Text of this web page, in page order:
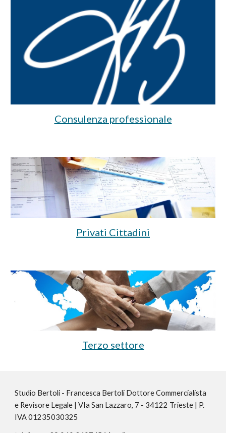
Consulenza professionale
Privati Cittadini
Terzo settore
Studio Bertoli - Francesca Bertoli Dottore Commercialista
e Revisore Legale | VIa San Lazzaro, 7 - 34122 Trieste | P.
IVA 01235030325